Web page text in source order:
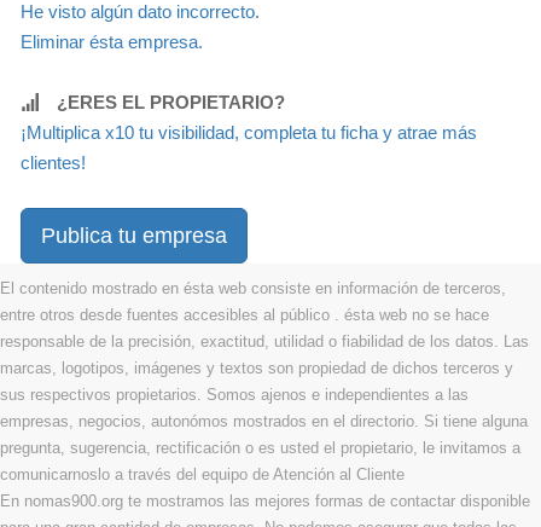
He visto algún dato incorrecto.
Eliminar ésta empresa.
¿ERES EL PROPIETARIO?
¡Multiplica x10 tu visibilidad, completa tu ficha y atrae más
clientes!
Publica tu empresa
El contenido mostrado en ésta web consiste en información de terceros,
entre otros desde fuentes accesibles al público . ésta web no se hace
responsable de la precisión, exactitud, utilidad o fiabilidad de los datos. Las
marcas, logotipos, imágenes y textos son propiedad de dichos terceros y
sus respectivos propietarios. Somos ajenos e independientes a las
empresas, negocios, autonómos mostrados en el directorio. Si tiene alguna
pregunta, sugerencia, rectificación o es usted el propietario, le invitamos a
comunicarnoslo a través del equipo de Atención al Cliente
En nomas900.org te mostramos las mejores formas de contactar disponible